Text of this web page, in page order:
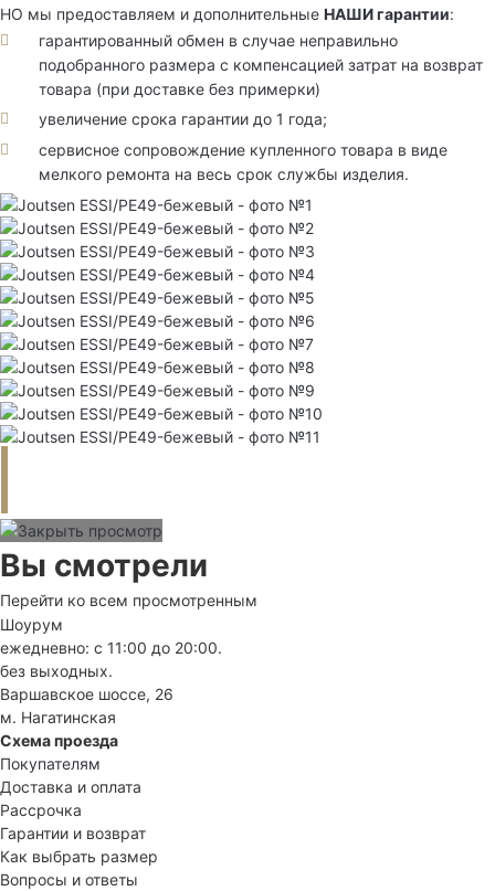
НО мы предоставляем и дополнительные НАШИ гарантии:
гарантированный обмен в случае неправильно
подобранного размера с компенсацией затрат на возврат
товара (при доставке без примерки)
увеличение срока гарантии до 1 года;
сервисное сопровождение купленного товара в виде
мелкого ремонта на весь срок службы изделия.
Вы смотрели
Перейти ко всем просмотренным
Шоурум
ежедневно: с 11:00 до 20:00.
без выходных.
Варшавское шоссе, 26
м. Нагатинская
Схема проезда
Покупателям
Доставка и оплата
Рассрочка
Гарантии и возврат
Как выбрать размер
Вопросы и ответы